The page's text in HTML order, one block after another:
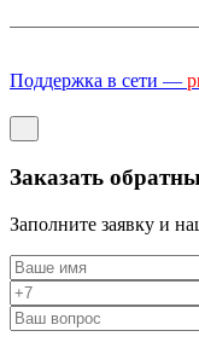
Поддержка в сети —
Заказать
Заполните заявку и